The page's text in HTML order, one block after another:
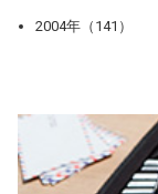
2004年（141）